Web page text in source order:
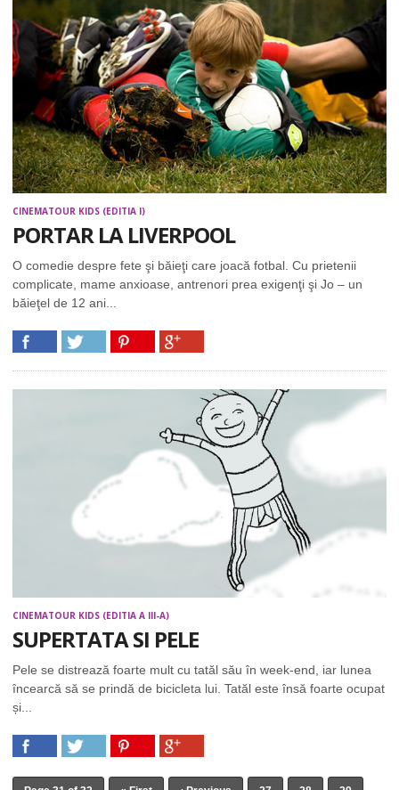
CINEMATOUR KIDS (EDITIA I)
PORTAR LA LIVERPOOL
O comedie despre fete şi băieţi care joacă fotbal. Cu prietenii
complicate, mame anxioase, antrenori prea exigenţi şi Jo – un
băieţel de 12 ani...
CINEMATOUR KIDS (EDITIA A III-A)
SUPERTATA SI PELE
Pele se distrează foarte mult cu tatăl său în week-end, iar lunea
încearcă să se prindă de bicicleta lui. Tatăl este însă foarte ocupat
și...